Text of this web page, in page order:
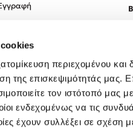
cookies
περιεχομένου
της επισκεψιμότητάς μας.
τον ιστότοπό μας
ενδεχομένως να τις
έχουν συλλέξει σε